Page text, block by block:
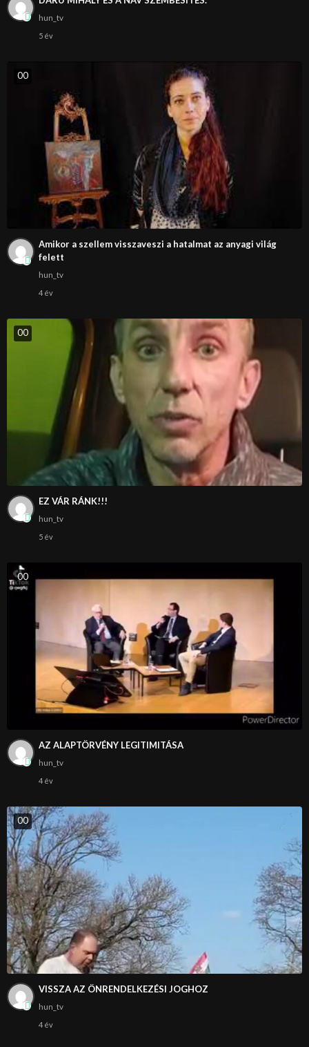
hun_tv
5 év
00
Amikor a szellem visszaveszi a hatalmat az anyagi világ
felett
hun_tv
4 év
00
EZ VÁR RÁNK!!!
hun_tv
5 év
00
AZ ALAPTÖRVÉNY LEGITIMITÁSA
hun_tv
4 év
00
VISSZA AZ ÖNRENDELKEZÉSI JOGHOZ
hun_tv
4 év